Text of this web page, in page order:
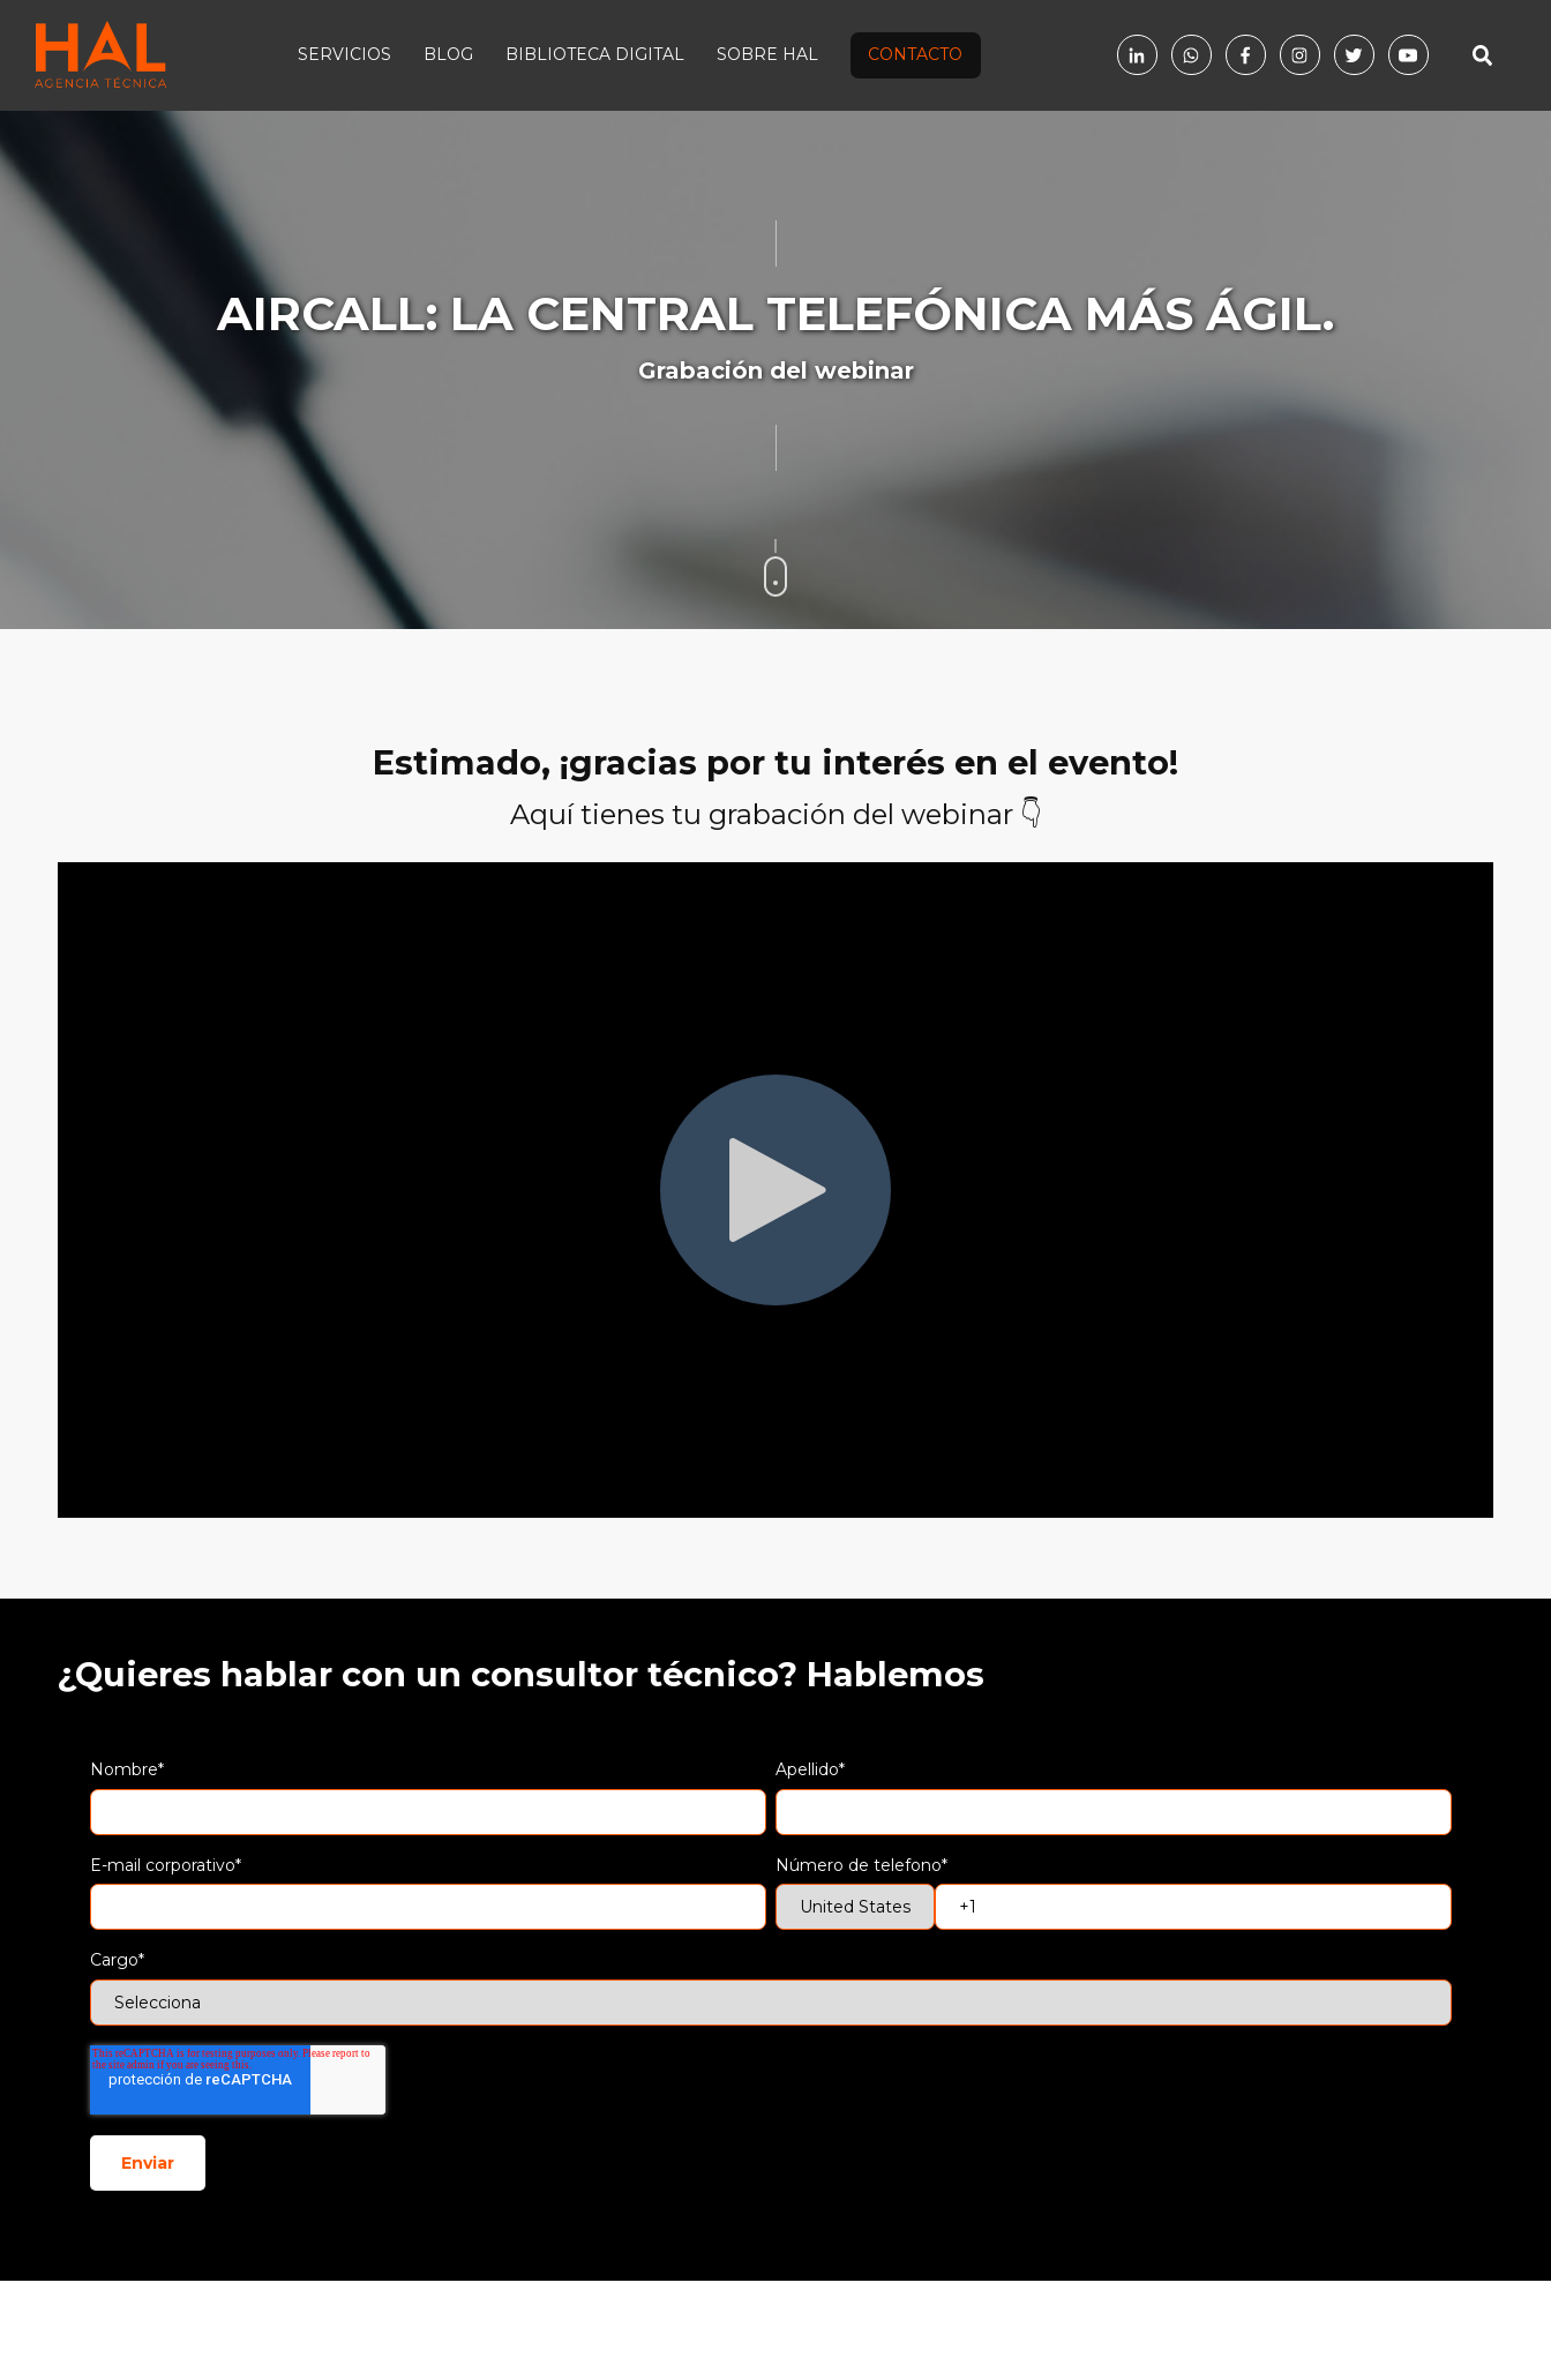
SERVICIOS BLOG BIBLIOTECA DIGITAL SOBRE HAL CONTACTO
AIRCALL: LA CENTRAL TELEFÓNICA MÁS ÁGIL.
Grabación del webinar
Estimado, ¡gracias por tu interés en el evento!
Aquí tienes tu grabación del webinar 👇
¿Quieres hablar con un consultor técnico? Hablemos
Nombre* Apellido*
E-mail corporativo* Número de telefono*
Cargo*